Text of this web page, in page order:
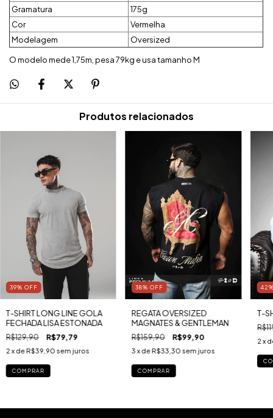
Gramatura
175g
Cor
Vermelha
Modelagem
Oversized
O modelo mede 1,75m, pesa 79kg e usa tamanho M
Produtos relacionados
39% OFF
T-SHIRT LONG LINE GOLA
FECHADA LISA ESTONADA
R$129,90 R$79,79
2 x deR$39,90 sem juros
COMPRAR
38% OFF
REGATA OVERSIZED
MAGNATES & GENTLEMAN
R$159,90 R$99,90
3 x deR$33,30 sem juros
COMPRAR
42
T-
2 x